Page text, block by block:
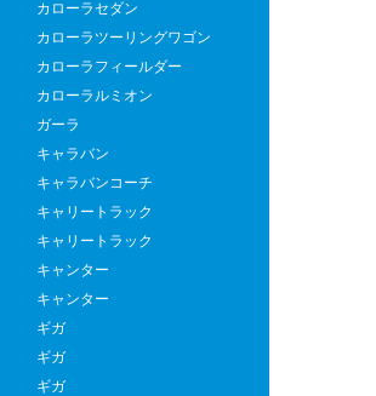
カローラセダン
カローラツーリングワゴン
カローラフィールダー
カローラルミオン
ガーラ
キャラバン
キャラバンコーチ
キャリートラック
キャリートラック
キャンター
キャンター
ギガ
ギガ
ギガ